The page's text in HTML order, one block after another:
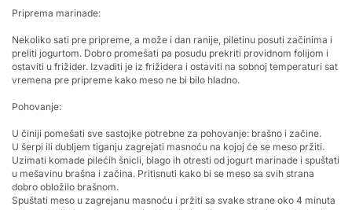
Priprema marinade:
Nekoliko sati pre pripreme, a može i dan ranije, piletinu posuti začinima i
preliti jogurtom. Dobro promešati pa posudu prekriti providnom folijom i
ostaviti u frižider. Izvaditi je iz frižidera i ostaviti na sobnoj temperaturi sat
vremena pre pripreme kako meso ne bi bilo hladno.
Pohovanje:
U činiji pomešati sve sastojke potrebne za pohovanje: brašno i začine.
U šerpi ili dubljem tiganju zagrejati masnoću na kojoj će se meso pržiti.
Uzimati komade pilećih šnicli, blago ih otresti od jogurt marinade i spuštati
u mešavinu brašna i začina. Pritisnuti kako bi se meso sa svih strana
dobro obložilo brašnom.
Spuštati meso u zagrejanu masnoću i pržiti sa svake strane oko 4 minuta